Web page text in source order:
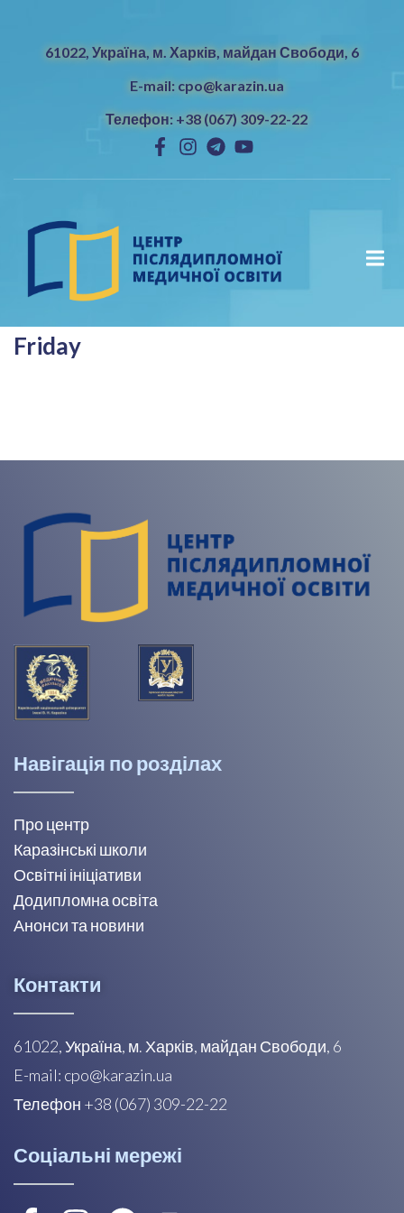
61022, Україна, м. Харків, майдан Свободи, 6
E-mail: cpo@karazin.ua
Телефон: +38 (067) 309-22-22
Friday
Навігація по розділах
Про центр
Каразінські школи
Освітні ініціативи
Додипломна освіта
Анонси та новини
Контакти
61022, Україна, м. Харків, майдан Свободи, 6
E-mail: cpo@karazin.ua
Телефон +38 (067) 309-22-22
Соціальні мережі